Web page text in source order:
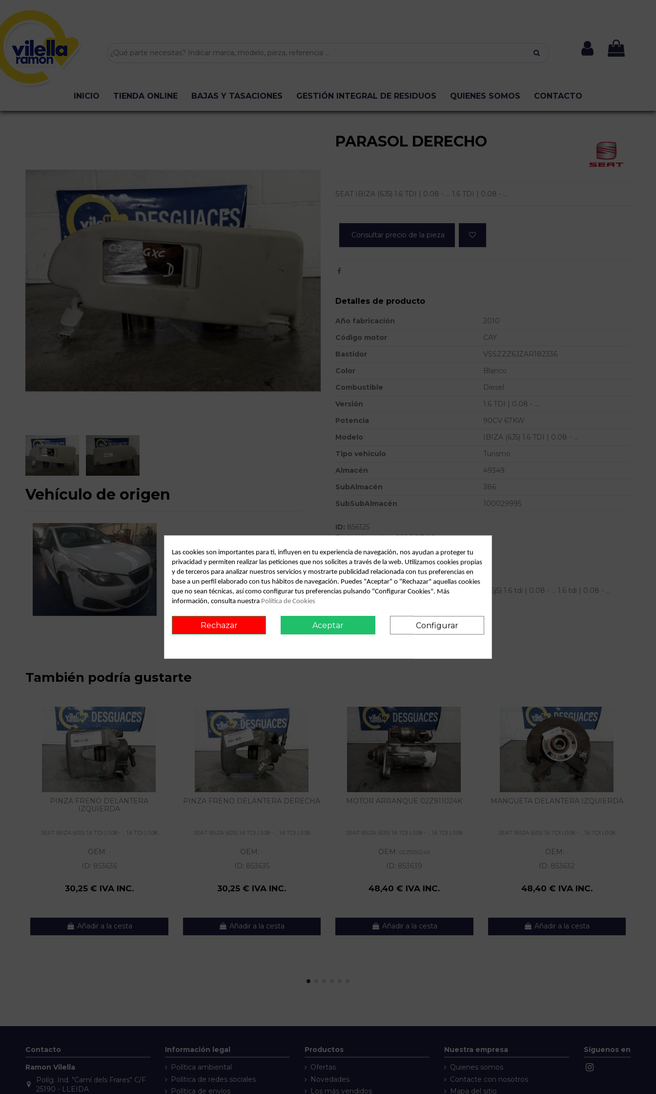
INICIO TIENDA ONLINE BAJAS Y TASACIONES GESTIÓN INTEGRAL DE RESIDUOS QUIENES SOMOS CONTACTO
Vehículo de origen
Consult vehicle of origin
PARASOL DERECHO
SEAT IBIZA (6J5) 1.6 TDI | 0.08 - ... 1.6 TDI | 0.08 - ...
Consultar precio de la pieza
Detalles de producto
Año fabricación
2010
Código motor
CAY
Bastidor
VSSZZZ6JZAR182336
Color
Blanco
Combustible
Diesel
Versión
1.6 TDI | 0.08 - ...
Potencia
90CV 67KW
Modelo
IBIZA (6J5) 1.6 TDI | 0.08 - ...
Tipo vehículo
Turismo
Almacén
49349
SubAlmacén
386
SubSubAlmacén
100029995
ID: 856125
Fecha disponible: 2026-07-09
Descripción
Recambio de parasol derecho para seat ibiza (6j5) 1.6 tdi | 0.08 - ... 1.6 tdi | 0.08 - ...
También podría gustarte
PINZA FRENO DELANTERA
IZQUIERDA
SEAT IBIZA (6J5) 1.6 TDI | 0.08 - ... 1.6 TDI | 0.08...
OEM: -
ID: 853636
30,25 € IVA INC.
Añadir a la cesta
PINZA FRENO DELANTERA DERECHA
SEAT IBIZA (6J5) 1.6 TDI | 0.08 - ... 1.6 TDI | 0.08...
OEM: -
ID: 853635
30,25 € IVA INC.
Añadir a la cesta
MOTOR ARRANQUE 02Z911024K
SEAT IBIZA (6J5) 1.6 TDI | 0.08 - ... 1.6 TDI | 0.08...
OEM: 02Z911024K
ID: 853639
48,40 € IVA INC.
Añadir a la cesta
MANGUETA DELANTERA IZQUIERDA
SEAT IBIZA (6J5) 1.6 TDI | 0.08 - ... 1.6 TDI | 0.08...
OEM: -
ID: 853632
48,40 € IVA INC.
Añadir a la cesta
Contacto
Ramon Vilella
Políg. Ind. "Camí dels Frares" C/F
25190 - LLEIDA
Información legal
Política ambiental
Política de redes sociales
Política de envíos
Productos
Ofertas
Novedades
Los más vendidos
Nuestra empresa
Quienes somos
Contacte con nosotros
Mapa del sitio
Síguenos en
Las cookies son importantes para ti, influyen en tu experiencia de navegación, nos ayudan a proteger tu
privacidad y permiten realizar las peticiones que nos solicites a través de la web. Utilizamos cookies propias
y de terceros para analizar nuestros servicios y mostrarte publicidad relacionada con tus preferencias en
base a un perfil elaborado con tus hábitos de navegación. Puedes "Aceptar" o "Rechazar" aquellas cookies
que no sean técnicas, así como configurar tus preferencias pulsando "Configurar Cookies". Más
información, consulta nuestra Política de Cookies
Rechazar Aceptar Configurar